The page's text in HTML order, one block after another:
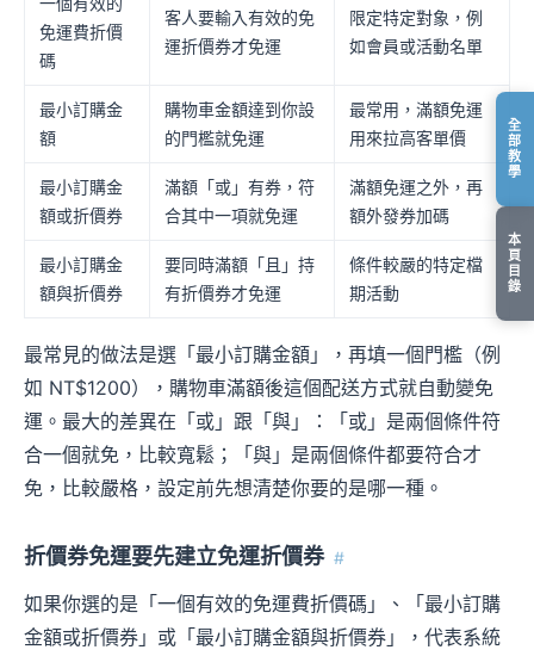
全
部
教
學
本
頁
目
錄
免運費折價
碼
客人要輸入有效的免
運折價券才免運
限定特定對象，例
如會員或活動名單
最小訂購金
額
購物車金額達到你設
的門檻就免運
最常用，滿額免運
用來拉高客單價
最小訂購金
額或折價券
滿額「或」有券，符
合其中一項就免運
滿額免運之外，再
額外發券加碼
最小訂購金
額與折價券
要同時滿額「且」持
有折價券才免運
條件較嚴的特定檔
期活動
最常見的做法是選「最小訂購金額」，再填一個門檻（例
如 NT$1200），購物車滿額後這個配送方式就自動變免
運。最大的差異在「或」跟「與」：「或」是兩個條件符
合一個就免，比較寬鬆；「與」是兩個條件都要符合才
免，比較嚴格，設定前先想清楚你要的是哪一種。
折價券免運要先建立免運折價券 #
如果你選的是「一個有效的免運費折價碼」、「最小訂購
金額或折價券」或「最小訂購金額與折價券」，代表系統